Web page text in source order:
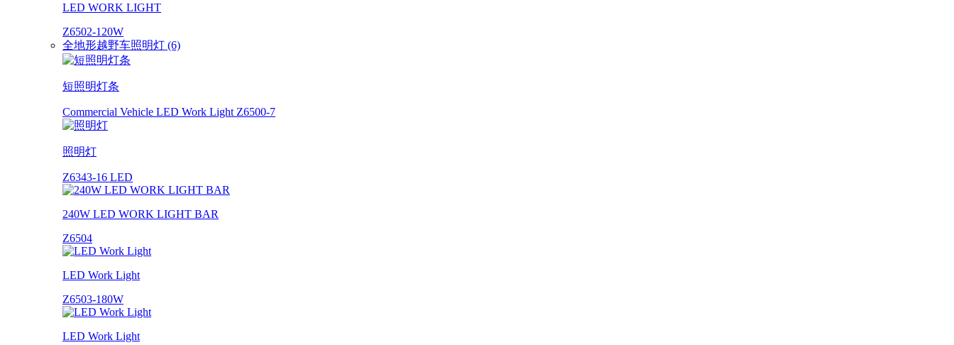
LED WORK LIGHT
Z6502-120W
全地形越野车照明灯 (6)
短照明灯条
Commercial Vehicle LED Work Light Z6500-7
照明灯
Z6343-16 LED
240W LED WORK LIGHT BAR
Z6504
LED Work Light
Z6503-180W
LED Work Light